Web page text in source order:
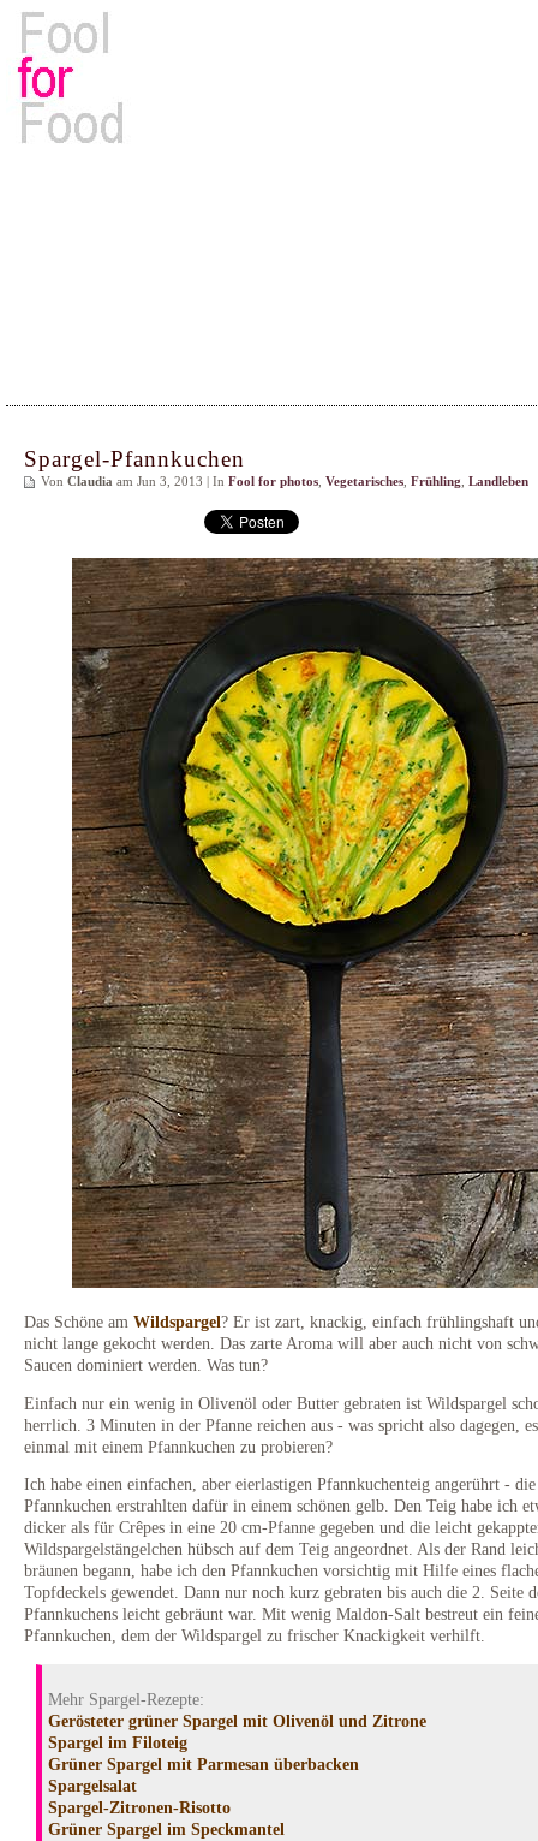
Spargel-Pfannkuchen
Von Claudia am Jun 3, 2013 | In Fool for photos Vegetarisches Frühling Landleben
Das Schöne am Wildspargel? Er ist zart, knackig, einfach frühlingshaft
nicht lange gekocht werden. Das zarte Aroma will aber auch nicht von
Saucen dominiert werden. Was tun?
Einfach nur ein wenig in Olivenöl oder Butter gebraten ist Wildspargel
herrlich. 3 Minuten in der Pfanne reichen aus - was spricht also dagegen,
einmal mit einem Pfannkuchen zu probieren?
Ich habe einen einfachen, aber eierlastigen Pfannkuchenteig angerührt - die
Pfannkuchen erstrahlten dafür in einem schönen gelb. Den Teig habe ich
dicker als für Crêpes in eine 20 cm-Pfanne gegeben und die leicht
Wildspargelstängelchen hübsch auf dem Teig angeordnet. Als der Rand
bräunen begann, habe ich den Pfannkuchen vorsichtig mit Hilfe eines
Topfdeckels gewendet. Dann nur noch kurz gebraten bis auch die 2. Seite
Pfannkuchens leicht gebräunt war. Mit wenig Maldon-Salt bestreut ein
Pfannkuchen, dem der Wildspargel zu frischer Knackigkeit verhilft.
Mehr Spargel-Rezepte:
Gerösteter grüner Spargel mit Olivenöl und Zitrone
Spargel im Filoteig
Grüner Spargel mit Parmesan überbacken
Spargelsalat
Spargel-Zitronen-Risotto
Grüner Spargel im Speckmantel